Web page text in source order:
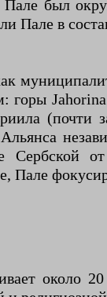
был
Пале в
горы
(почти
Пале
около